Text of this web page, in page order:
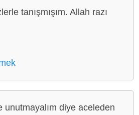
tanışmışım. Allah razı
unutmayalım diye aceleden